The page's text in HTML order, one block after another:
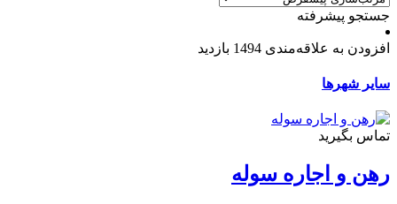
جستجو پیشرفته
افزودن به علاقه‌مندی 1494 بازدید
سایر شهرها
تماس بگیرید
رهن و اجاره سوله